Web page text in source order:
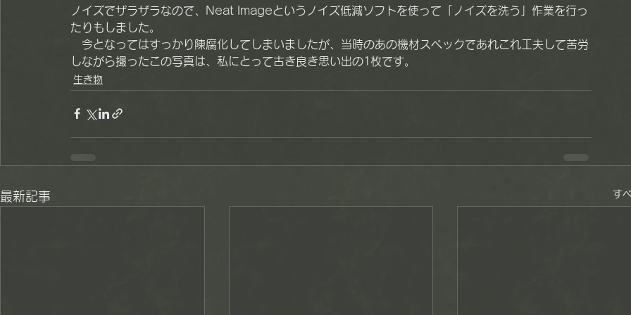
ノイズでザラザラなので、Neat Imageというノイズ低減ソフトを使って「ノイズを洗う」作業を行っ
たりもしました。
今となってはすっかり陳腐化してしまいましたが、当時のあの機材スペックであれこれ工夫して苦労
しながら撮ったこの写真は、私にとって古き良き思い出の1枚です。
生き物
最新記事 す